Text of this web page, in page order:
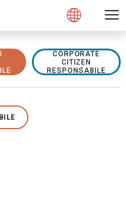
Open
CORPORATE
CITIZEN
RESPONSABILE